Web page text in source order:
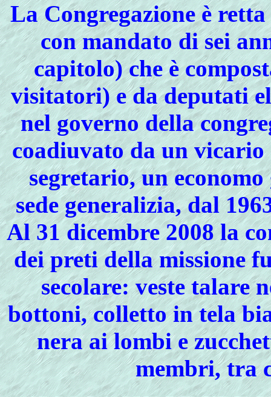
La Congregazione è
con mandato di sei
capitolo) che è
visitatori) e da deputati
nel governo della
coadiuvato da un vicario
segretario, un
sede generalizia, dal
Al 31 dicembre 2008 la
dei preti della missione
secolare: veste talare
bottoni, colletto in tela
nera ai lombi e
membri, tra